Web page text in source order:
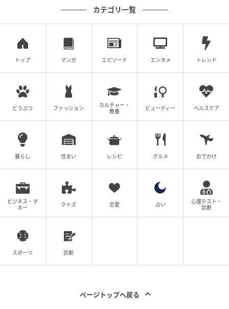
エキサイトニュース
したお話」（全88話）は1日2回更新！
▶次回 【漫画】「不倫は違法行為」と諭されても納得
しない妹「彼がいい」【妹の人生が大転落 Vol.9】
【全話読む】なんでも横取りする妹の人生が大転落し
たお話
元記事で読む
次の記事
【漫画】優しい息子が変わったのは嫁のせい
では？ 長男嫁の存在自体が私を不愉快にさせ
カテゴリ一覧
トップ マンガ エピソード エンタメ トレンド
どうぶつ ファッション
カルチャー・
教養
ビューティー ヘルスケア
暮らし 住まい レシピ グルメ おでかけ
ビジネス・マ
ネー
クイズ 恋愛 占い
心理テスト・
診断
スポーツ 診断
ページトップへ戻る